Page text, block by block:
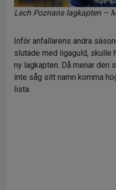
Lech Poznans lagkapten –
Inför anfallarens andra
slutade med ligaguld, skulle
ny lagkapten. Då menar den
inte såg sitt namn komma
lista.